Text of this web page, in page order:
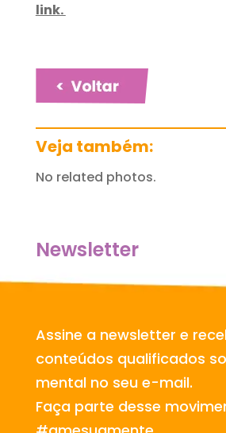
link.
Veja também:
No related photos.
Newsletter
Assine a newsletter e
conteúdos qualificados
mental no seu e-mail.
Faça parte desse